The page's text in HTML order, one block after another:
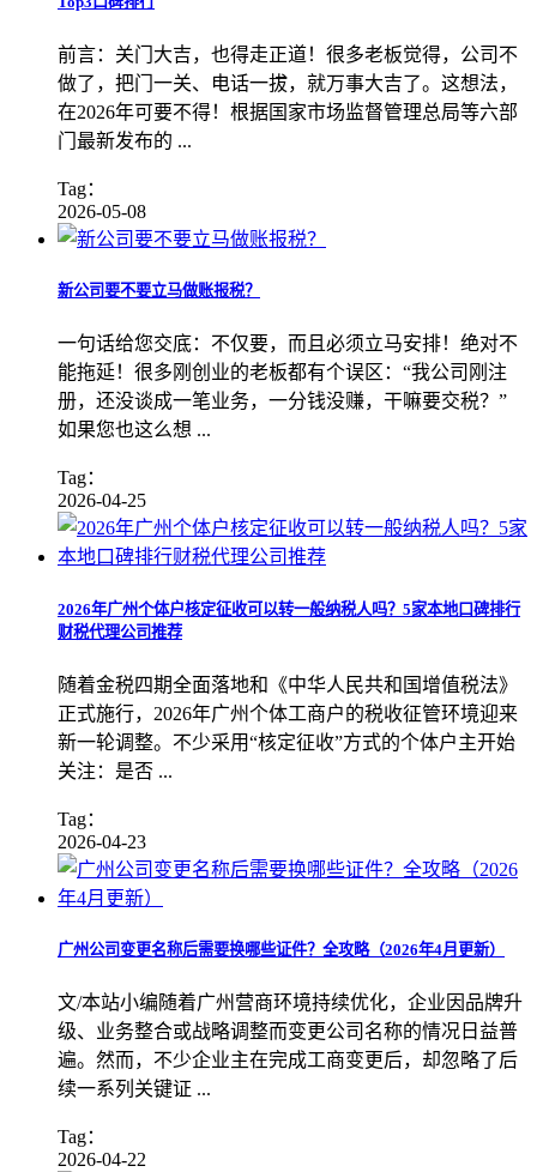
前言：关门大吉，也得走正道！很多老板觉得，公司不
做了，把门一关、电话一拔，就万事大吉了。这想法，
在2026年可要不得！根据国家市场监督管理总局等六部
门最新发布的 ...
Tag：
2026-05-08
新公司要不要立马做账报税？
一句话给您交底：不仅要，而且必须立马安排！绝对不
能拖延！很多刚创业的老板都有个误区：“我公司刚注
册，还没谈成一笔业务，一分钱没赚，干嘛要交税？”
如果您也这么想 ...
Tag：
2026-04-25
2026年广州个体户核定征收可以转一般纳税人吗？5家本地口碑排行
财税代理公司推荐
随着金税四期全面落地和《中华人民共和国增值税法》
正式施行，2026年广州个体工商户的税收征管环境迎来
新一轮调整。不少采用“核定征收”方式的个体户主开始
关注：是否 ...
Tag：
2026-04-23
广州公司变更名称后需要换哪些证件？全攻略（2026年4月更新）
文/本站小编随着广州营商环境持续优化，企业因品牌升
级、业务整合或战略调整而变更公司名称的情况日益普
遍。然而，不少企业主在完成工商变更后，却忽略了后
续一系列关键证 ...
Tag：
2026-04-22